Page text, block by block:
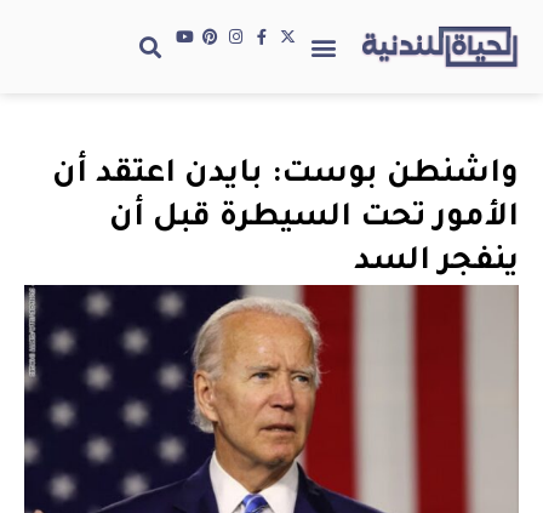
واشنطن بوست: بايدن اعتقد أن
الأمور تحت السيطرة قبل أن
ينفجر السد